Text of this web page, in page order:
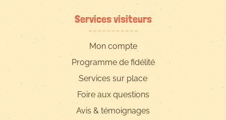
Services visiteurs
Mon compte
Programme de fidélité
Services sur place
Foire aux questions
Avis & témoignages